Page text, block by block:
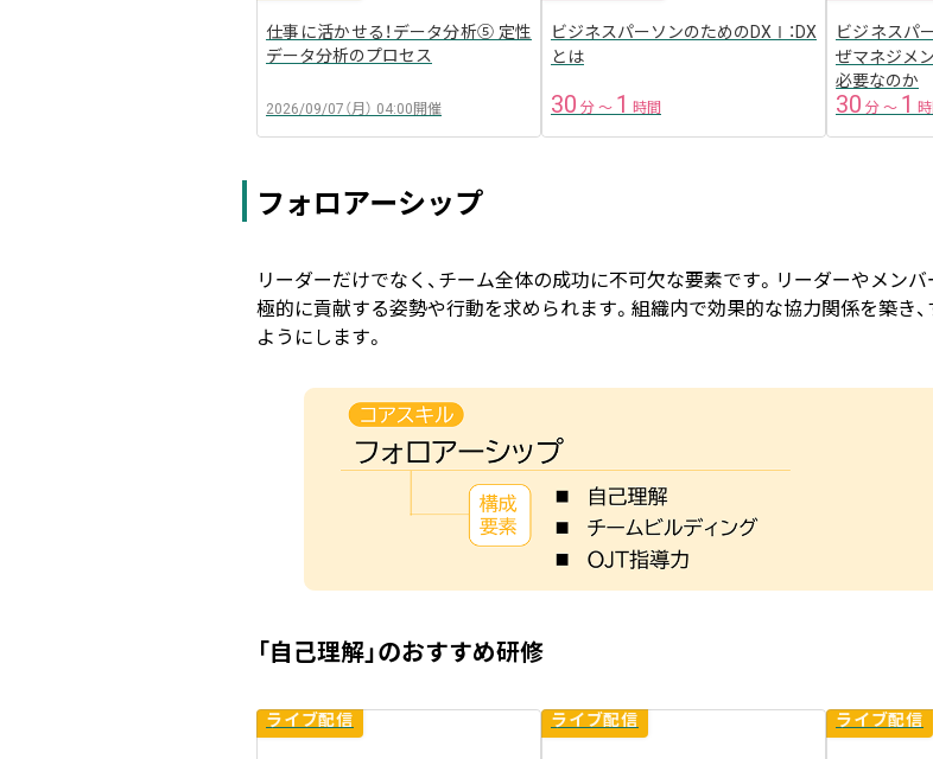
arrow_back
仕事に活かせる！データ分析⑤ 定性
データ分析のプロセス
2026/09/07（月） 04:00 開催
ビジネスパーソンのためのDXⅠ：DX
とは
30 分 〜 1 時間
ビジネスパ
ぜマネジメ
必要なのか
30 分 〜 1
フォロアーシップ
リーダーだけでなく、チーム全体の成功に不可欠な要素です。リーダーやメン
極的に貢献する姿勢や行動を求められます。組織内で効果的な協力関係を築き
ようにします。
「自己理解」のおすすめ研修
ライブ配信 ライブ配信 ライブ配信